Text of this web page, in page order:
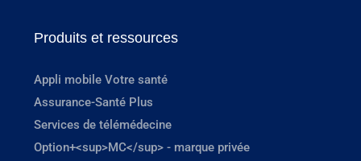
Produits et ressources
Appli mobile Votre santé
Assurance-Santé Plus
Services de télémédecine
Option+<sup>MC</sup> - marque privée